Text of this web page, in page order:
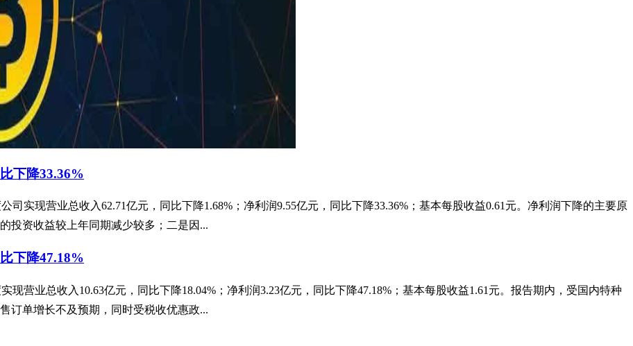
下降33.36%
司实现营业总收入62.71亿元，同比下降1.68%；净利润9.55亿元，同比下降33.36%；基本每股收益0.61元。净利润下降的主要原
投资收益较上年同期减少较多；二是因...
下降47.18%
现营业总收入10.63亿元，同比下降18.04%；净利润3.23亿元，同比下降47.18%；基本每股收益1.61元。报告期内，受国内特种
订单增长不及预期，同时受税收优惠政...